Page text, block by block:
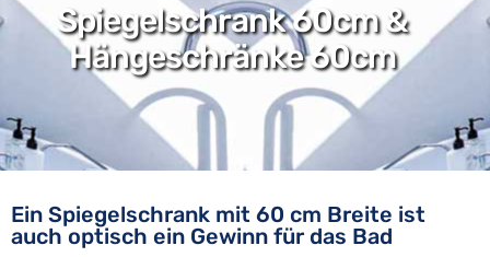
Spiegelschrank 60cm &
Hängeschränke 60cm
Ein Spiegelschrank mit 60 cm Breite ist
auch optisch ein Gewinn für das Bad